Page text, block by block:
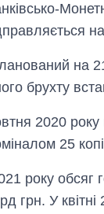
на
брухту
2020 року
25
року обсяг
грн. У